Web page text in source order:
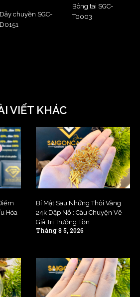
Dây chuyền SGC-
D0151
Bông tai SGC-
T0003
VIẾT KHÁC
Hóa
Bí Mật Sau Những Thỏi Vàng
24k Dập Nổi: Câu Chuyện Về
Giá Trị Trường Tồn
Tháng 8 5, 2026